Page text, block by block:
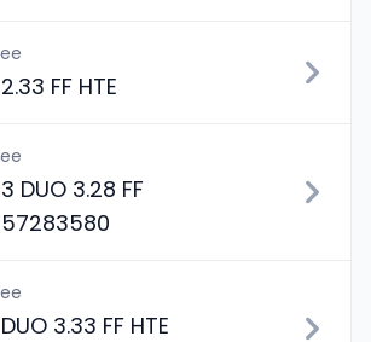
FF HTE
DUO 3.28 FF
3.33 FF HTE